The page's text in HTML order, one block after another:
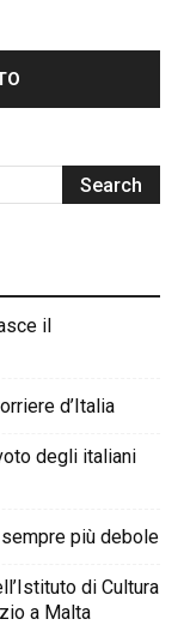
il
d’Italia
degli italiani
più debole
di Cultura
a Malta